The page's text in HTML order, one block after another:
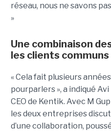
réseau, nous ne savons
»
Une combinaison
les clients communs
« Cela fait plusieurs
pourparlers », a indiqué
CEO de Kentik. Avec M
les deux entreprises
d’une collaboration,